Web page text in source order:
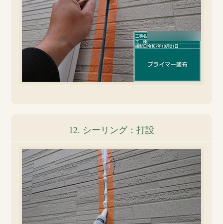
12. シーリング：打設